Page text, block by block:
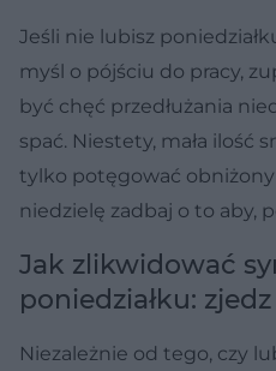
Jeśli nie lubisz
myśl o pójściu do pracy,
być chęć przedłużania
spać. Niestety, mała ilość
tylko potęgować
niedzielę zadbaj o to aby,
Jak zlikwidować
poniedziałku:
Niezależnie od tego, czy